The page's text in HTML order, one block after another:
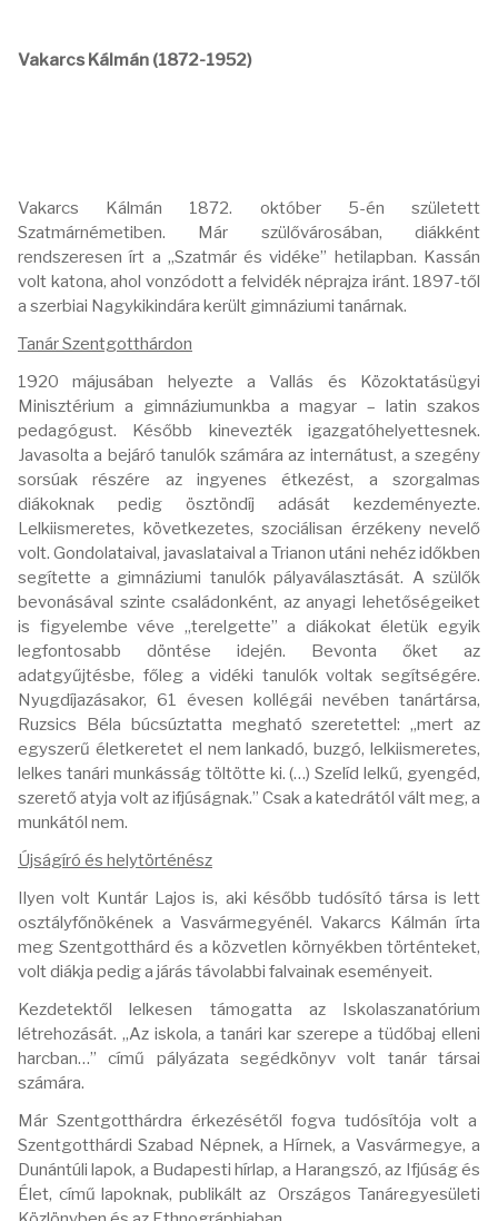
Vakarcs Kálmán (1872-1952)
Vakarcs Kálmán 1872. október 5-én született
Szatmárnémetiben. Már szülővárosában, diákként
rendszeresen írt a „Szatmár és vidéke” hetilapban. Kassán
volt katona, ahol vonzódott a felvidék néprajza iránt. 1897-től
a szerbiai Nagykikindára került gimnáziumi tanárnak.
Tanár Szentgotthárdon
1920 májusában helyezte a Vallás és Közoktatásügyi
Minisztérium a gimnáziumunkba a magyar – latin szakos
pedagógust. Később kinevezték igazgatóhelyettesnek.
Javasolta a bejáró tanulók számára az internátust, a szegény
sorsúak részére az ingyenes étkezést, a szorgalmas
diákoknak pedig ösztöndíj adását kezdeményezte.
Lelkiismeretes, következetes, szociálisan érzékeny nevelő
volt. Gondolataival, javaslataival a Trianon utáni nehéz időkben
segítette a gimnáziumi tanulók pályaválasztását. A szülők
bevonásával szinte családonként, az anyagi lehetőségeiket
is figyelembe véve „terelgette” a diákokat életük egyik
legfontosabb döntése idején. Bevonta őket az
adatgyűjtésbe, főleg a vidéki tanulók voltak segítségére.
Nyugdíjazásakor, 61 évesen kollégái nevében tanártársa,
Ruzsics Béla búcsúztatta megható szeretettel: „mert az
egyszerű életkeretet el nem lankadó, buzgó, lelkiismeretes,
lelkes tanári munkásság töltötte ki. (…) Szelíd lelkű, gyengéd,
szerető atyja volt az ifjúságnak.” Csak a katedrától vált meg, a
munkától nem.
Újságíró és helytörténész
Ilyen volt Kuntár Lajos is, aki később tudósító társa is lett
osztályfőnökének a Vasvármegyénél. Vakarcs Kálmán írta
meg Szentgotthárd és a közvetlen környékben történteket,
volt diákja pedig a járás távolabbi falvainak eseményeit.
Kezdetektől lelkesen támogatta az Iskolaszanatórium
létrehozását. „Az iskola, a tanári kar szerepe a tüdőbaj elleni
harcban…” című pályázata segédkönyv volt tanár társai
számára.
Már Szentgotthárdra érkezésétől fogva tudósítója volt a
Szentgotthárdi Szabad Népnek, a Hírnek, a Vasvármegye, a
Dunántúli lapok, a Budapesti hírlap, a Harangszó, az Ifjúság és
Élet, című lapoknak, publikált az Országos Tanáregyesületi